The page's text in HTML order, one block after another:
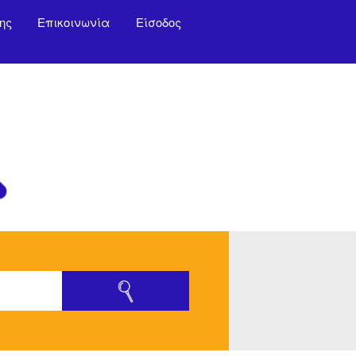
Επικοινωνία Είσοδος